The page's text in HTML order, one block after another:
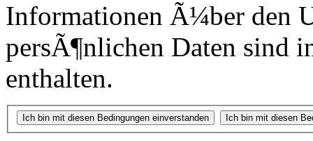
Informationen Ã¼ber den
persÃ¶nlichen Daten sind
enthalten.